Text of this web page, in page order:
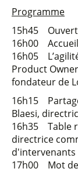
Programme
15h45
16h00 Accueil
16h05
Product
fondateur de
16h15
Blaesi,
16h35 Table
directrice
d'intervenants
17h00 Mot